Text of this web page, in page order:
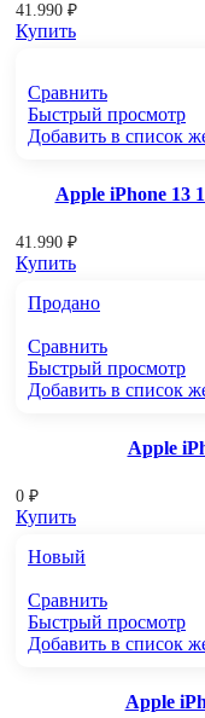
41.990 ₽
Купить
Сравнить
Быстрый просмотр
Добавить в список
Apple iPhone 13
41.990 ₽
Купить
Продано
Сравнить
Быстрый просмотр
Добавить в список
Apple
0 ₽
Купить
Новый
Сравнить
Быстрый просмотр
Добавить в список
Apple